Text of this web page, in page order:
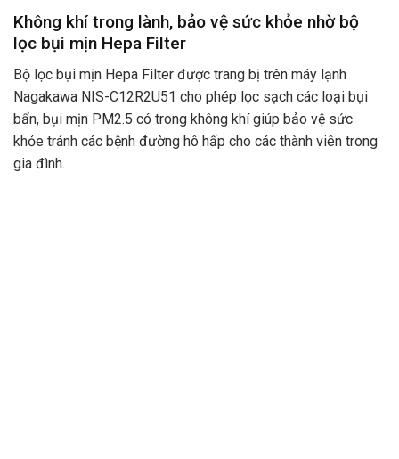
Không khí trong lành, bảo vệ sức khỏe nhờ bộ
lọc bụi mịn Hepa Filter
Bộ lọc bụi mịn Hepa Filter được trang bị trên máy lạnh
Nagakawa NIS-C12R2U51 cho phép lọc sạch các loại bụi
bẩn, bụi mịn PM2.5 có trong không khí giúp bảo vệ sức
khỏe tránh các bệnh đường hô hấp cho các thành viên trong
gia đình.